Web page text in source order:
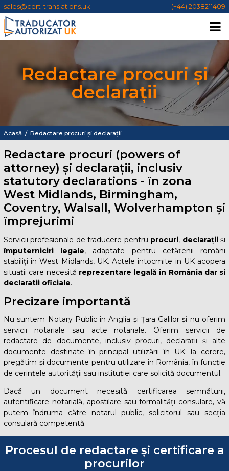
sales@cert-translations.uk (+44) 2038211409
Redactare procuri și
declarații
Acasă / Redactare procuri și declarații
Redactare procuri (powers of
attorney) și declarații, inclusiv
statutory declarations - în zona
West Midlands, Birmingham,
Coventry, Walsall, Wolverhampton și
împrejurimi
Servicii profesionale de traducere pentru procuri, declarațiiși
împuterniciri legale, adaptate pentru cetățenii români
stabiliți în West Midlands, UK. Actele intocmite in UK acopera
situații care necesită reprezentare legală în România dar si
declaratii oficiale.
Precizare importantă
Nu suntem Notary Public în Anglia și Țara Galilor și nu oferim
servicii notariale sau acte notariale. Oferim servicii de
redactare de documente, inclusiv procuri, declarații și alte
documente destinate în principal utilizării în UK; la cerere,
pregătim și documente pentru utilizare în România, în funcție
de cerințele autorității sau instituției care solicită documentul.
Dacă un document necesită certificarea semnăturii,
autentificare notarială, apostilare sau formalități consulare, vă
putem îndruma către notarul public, solicitorul sau secția
consulară competentă.
Procesul de redactare și certificare a
procurilor